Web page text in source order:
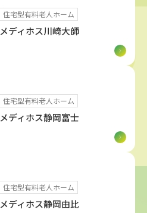
住宅型有料老人ホーム
メディホス川崎大師
住宅型有料老人ホーム
メディホス静岡富士
住宅型有料老人ホーム
メディホス静岡由比